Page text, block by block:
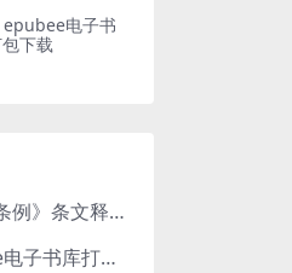
epubee电子书
下载
《工伤保险条例》条文释义及案例分析pdf下载
4TB epubee电子书库打包下载